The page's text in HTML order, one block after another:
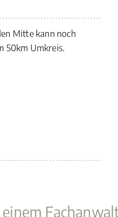
Mitte kann noch
50km Umkreis.